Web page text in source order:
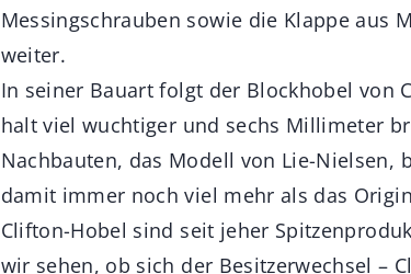
Messingschrauben sowie die Klappe aus
weiter.
In seiner Bauart folgt der Blockhobel von
halt viel wuchtiger und sechs Millimeter
Nachbauten, das Modell von Lie-Nielsen,
damit immer noch viel mehr als das
Clifton-Hobel sind seit jeher
wir sehen, ob sich der Besitzerwechsel –